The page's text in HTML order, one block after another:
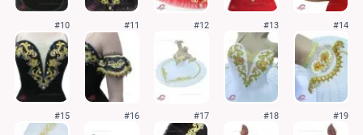
#10 #11 #12 #13 #14
#15 #16 #17 #18 #19